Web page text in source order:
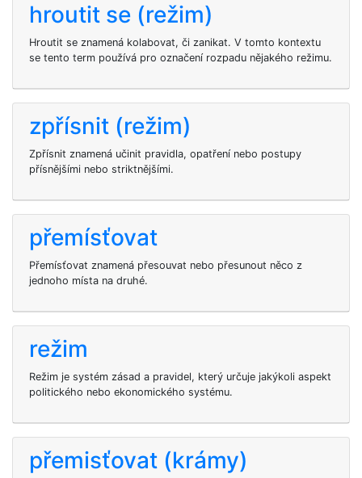
hroutit se (režim)
Hroutit se znamená kolabovat, či zanikat. V tomto kontextu
se tento term používá pro označení rozpadu nějakého režimu.
zpřísnit (režim)
Zpřísnit znamená učinit pravidla, opatření nebo postupy
přísnějšími nebo striktnějšími.
přemísťovat
Přemísťovat znamená přesouvat nebo přesunout něco z
jednoho místa na druhé.
režim
Režim je systém zásad a pravidel, který určuje jakýkoli aspekt
politického nebo ekonomického systému.
přemisťovat (krámy)